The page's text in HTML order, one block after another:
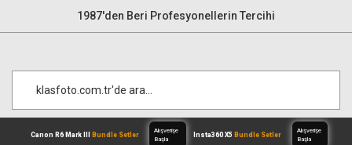
1987'den Beri Profesyonellerin Tercihi